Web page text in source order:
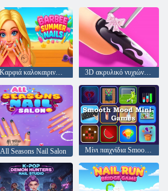
Καρφιά καλοκαιρινών καρφιών Barbee 3D ακρυλικό νυχιών: Παιχνίδι τέχνης νυχιών
All Seasons Nail Salon Μίνι παιχνίδια Smooth Mood